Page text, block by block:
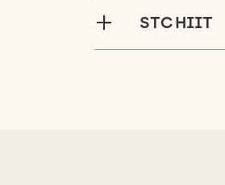
STC HIIT